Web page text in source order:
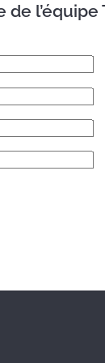
dans le cadre
l’équipe